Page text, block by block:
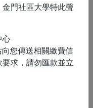
請。
式提交退費
QHlvjJ5
門社區大學特此聲
心
向您傳送相關繳費信
求，請勿匯款並立